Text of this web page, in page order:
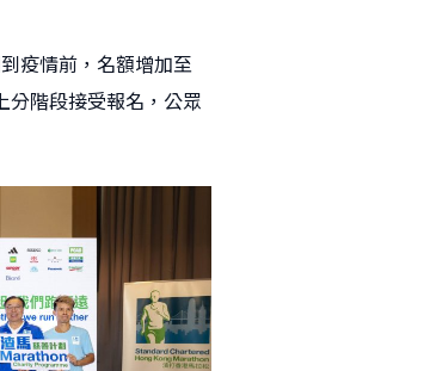
疫情前，名額增加至
階段接受報名，公眾